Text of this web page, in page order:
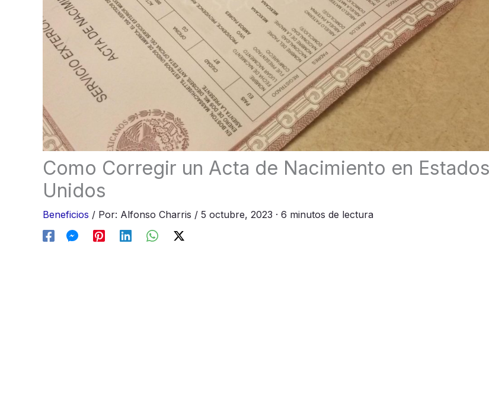
Como Corregir un Acta de Nacimiento en Estados
Unidos
Beneficios / Por: Alfonso Charris / 5 octubre, 2023 · 6 minutos de lectura